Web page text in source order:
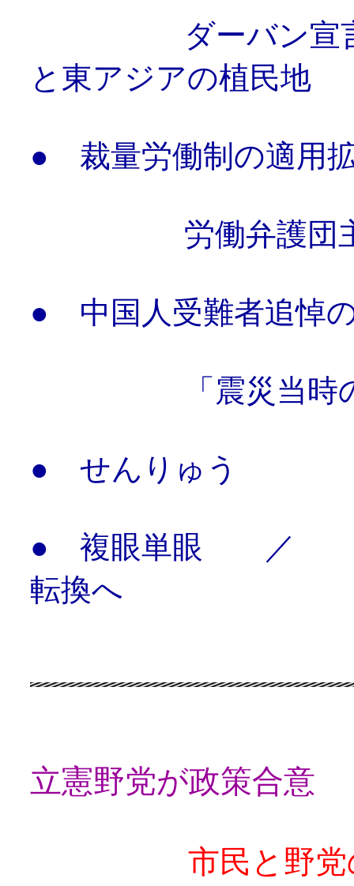
ダーバン宣言
と東アジアの植民地
● 裁量労働制の適用
労働弁護団主催
● 中国人受難者追悼
「震災当時の中
● せんりゅう
● 複眼単眼 ／ 安
転換へ
立憲野党が政策合意
市民と野党の強